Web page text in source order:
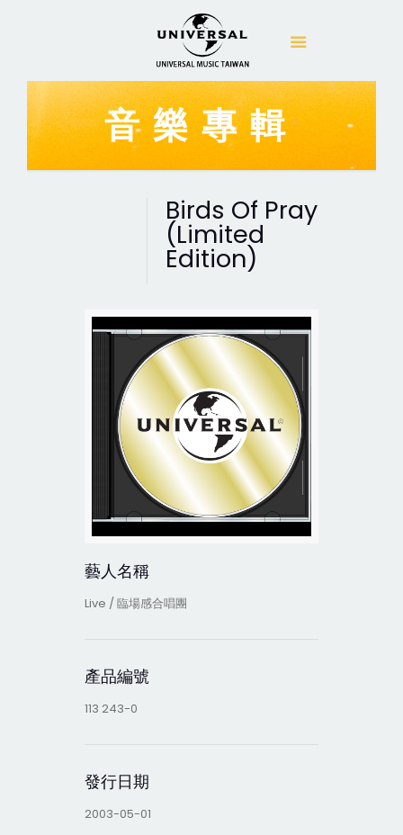
音樂專輯
Birds Of Pray
(Limited
Edition)
藝人名稱
Live / 臨場感合唱團
產品編號
113 243-0
發行日期
2003-05-01